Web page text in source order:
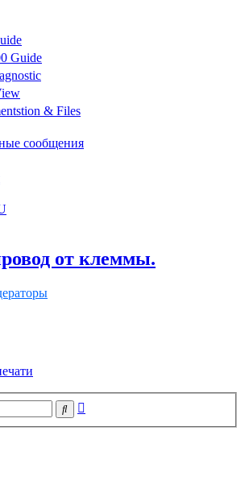
Guide
& Files
сообщения
от клеммы.
Поиск